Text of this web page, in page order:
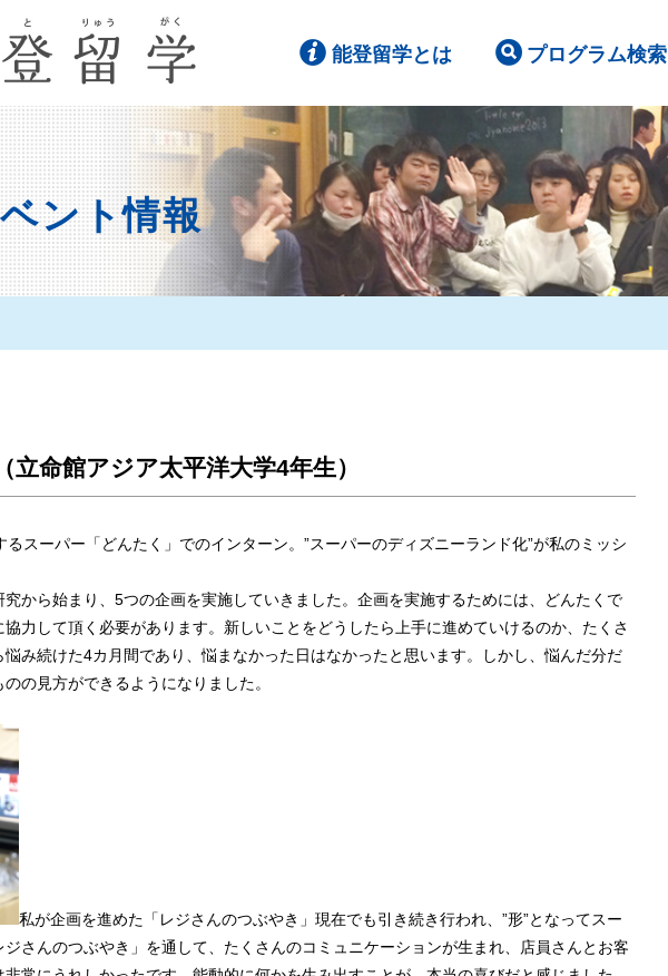
能登留学とは プログラム検索
ント情報
立命館アジア太平洋大学4年生）
スーパー「どんたく」でのインターン。”スーパーのディズニーランド化”が私のミッシ
から始まり、5つの企画を実施していきました。企画を実施するためには、どんたくで
力して頂く必要があります。新しいことをどうしたら上手に進めていけるのか、たくさ
悩み続けた4カ月間であり、悩まなかった日はなかったと思います。しかし、悩んだ分だ
の見方ができるようになりました。
私が企画を進めた「レジさんのつぶやき」現在でも引き続き行われ、”形”となってスー
さんのつぶやき」を通して、たくさんのコミュニケーションが生まれ、店員さんとお客